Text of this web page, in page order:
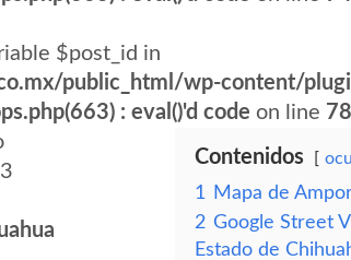
$post_id in
public_html/wp-content/
: eval()'d code on line 78
Contenidos
1
Mapa de
2 Google Street
Estado de